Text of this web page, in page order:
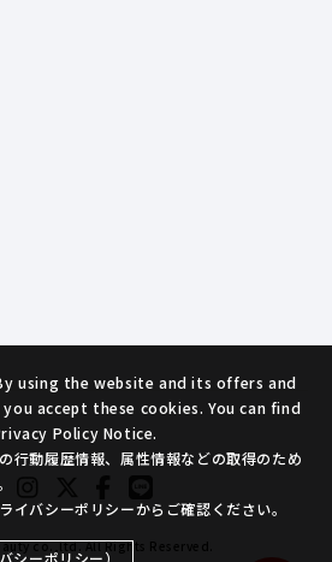
co.,ltd. All Rights Reserved.
using the website and its offers and
accept these cookies. You can find
Policy Notice.
行動履歴情報、属性情報などの取得のため
イバシーポリシーからご確認ください。
シーポリシー）